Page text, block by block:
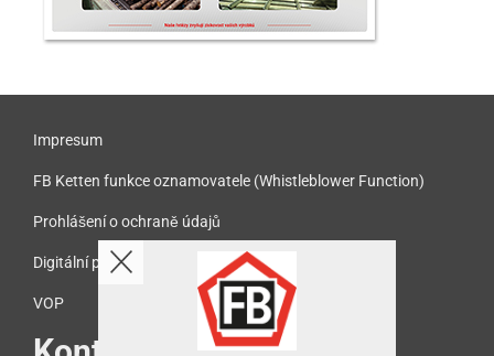
Impresum
FB Ketten funkce oznamovatele (Whistleblower Function)
Prohlášení o ochraně údajů
Digitální přístupnost
VOP